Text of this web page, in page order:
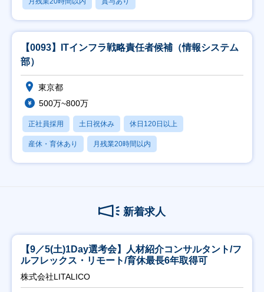
【0093】ITインフラ戦略責任者候補（情報システム
部）
東京都
500万~800万
正社員採用 土日祝休み 休日120日以上
産休・育休あり 月残業20時間以内
新着求人
【9／5(土)1Day選考会】人材紹介コンサルタント/フ
ルフレックス・リモート/育休最長6年取得可
株式会社LITALICO